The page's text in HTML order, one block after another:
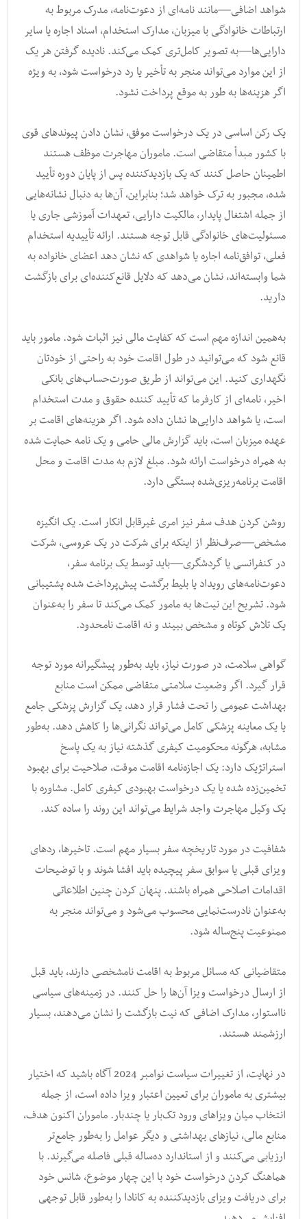
شواهد اضافی—مانند نامه‌ای از دعوت‌نامه، مدرک مربوط به
ارتباطات خانوادگی با میزبان، مدارک استخدام، اسناد اجاره یا سایر
دارایی‌ها—به تصویر کامل‌تری کمک می‌کند. نادیده گرفتن هر یک
از این موارد می‌تواند منجر به تأخیر یا رد درخواست شود، به ویژه
اگر هزینه‌ها به طور به موقع پرداخت نشود.
یک رکن اساسی در یک درخواست موفق، نشان دادن پیوندهای قوی
با کشور مبدأ متقاضی است. ماموران مهاجرت موظف هستند
اطمینان حاصل کنند که یک بازدیدکننده پس از پایان دوره تأیید
شده، مجبور به ترک خواهد شد؛ بنابراین، آن‌ها به دنبال نشانه‌هایی
از جمله اشتغال پایدار، مالکیت دارایی، تعهدات آموزشی جاری یا
مسئولیت‌های خانوادگی قابل توجه هستند. ارائه تأییدیه استخدام
فعلی، توافق‌نامه اجاره یا شواهدی که نشان دهد اعضای خانواده به
شما وابسته‌اند، نشان می‌دهد که دلایل قانع‌کننده‌ای برای بازگشت
دارید.
به‌همین‌ اندازه مهم است که کفایت مالی نیز اثبات شود. مامور باید
قانع شود که می‌توانید در طول اقامت خود به راحتی از خودتان
نگهداری کنید. این می‌تواند از طریق صورت‌حساب‌های بانکی
اخیر، نامه‌ای از کارفرما که تأیید کننده حقوق و مدت استخدام
است، یا شواهد دارایی‌ها نشان داده شود. اگر هزینه‌های اقامت بر
عهده میزبان است، باید گزارش مالی حامی و یک نامه حمایت شده
به همراه درخواست ارائه شود. مبلغ لازم به مدت اقامت و محل
اقامت برنامه‌ریزی‌شده بستگی دارد.
روشن کردن هدف سفر نیز امری غیرقابل انکار است. یک انگیزه
مشخص—صرف‌نظر از اینکه برای شرکت در یک عروسی، شرکت
در کنفرانسی یا گردشگری—باید توسط یک برنامه سفر،
دعوت‌نامه‌های رویداد یا بلیط برگشت پیش‌پرداخت شده پشتیبانی
شود. تشریح این نیت‌ها به مامور کمک می‌کند تا سفر را به‌عنوان
یک تلاش کوتاه و مشخص ببیند و نه اقامت نامحدود.
گواهی سلامت، در صورت نیاز، باید به‌طور پیشگیرانه مورد توجه
قرار گیرد. اگر وضعیت سلامتی متقاضی ممکن است منابع
بهداشت عمومی را تحت فشار قرار دهد، یک گزارش پزشکی جامع
یا یک معاینه پزشکی کامل می‌تواند نگرانی‌ها را کاهش دهد. به‌طور
مشابه، هرگونه محکومیت کیفری گذشته نیاز به یک پاسخ
استراتژیک دارد: یک اجازه‌نامه اقامت موقت، صلاحیت برای بهبود
تخمین‌زده شده یا یک درخواست بهبودی کیفری کامل. مشاوره با
یک وکیل مهاجرت واجد شرایط می‌تواند این روند را ساده کند.
شفافیت در مورد تاریخچه سفر بسیار مهم است. تاخیرها، ردهای
ویزای قبلی یا سوابق سفر پیچیده باید افشا شوند و با توضیحات
اقدامات اصلاحی همراه باشند. پنهان کردن چنین اطلاعاتی
به‌عنوان نادرست‌نمایی محسوب می‌شود و می‌تواند منجر به
ممنوعیت پنج‌ساله شود.
متقاضیانی که مسائل مربوط به اقامت نامشخصی دارند، باید قبل
از ارسال درخواست ویزا آن‌ها را حل کنند. در زمینه‌های سیاسی
نااستوار، مدارک اضافی که نیت بازگشت را نشان می‌دهند، بسیار
ارزشمند هستند.
در نهایت، از تغییرات سیاست نوامبر 2024 آگاه باشید که اختیار
بیشتری به ماموران برای تعیین اعتبار ویزا داده است، از جمله
انتخاب میان ویزاهای ورود تک‌بار یا چندبار. ماموران اکنون هدف،
منابع مالی، نیازهای بهداشتی و دیگر عوامل را به‌طور جامع‌تر
ارزیابی می‌کنند و از استاندارد ده‌ساله قبلی فاصله می‌گیرند. با
هماهنگ کردن درخواست خود با این چهار موضوع، شانس خود
برای دریافت ویزای بازدیدکننده به کانادا را به‌طور قابل توجهی